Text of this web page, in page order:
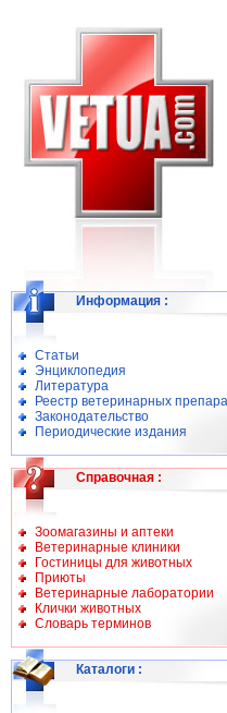
Информация :
Статьи
Энциклопедия
Литература
Реестр ветеринарных
Законодательство
Периодические издания
Справочная :
Зоомагазины и аптеки
Ветеринарные клиники
Гостиницы для животных
Приюты
Ветеринарные лаборатории
Клички животных
Словарь терминов
Каталоги :